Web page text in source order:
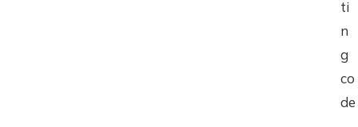
ti
n
g
co
de